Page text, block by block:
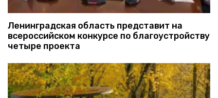
Ленинградская область представит на
всероссийском конкурсе по благоустройству
четыре проекта